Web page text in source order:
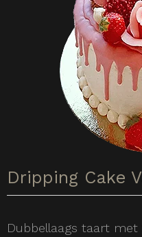
Dripping Cake
Dubbellaags taart met